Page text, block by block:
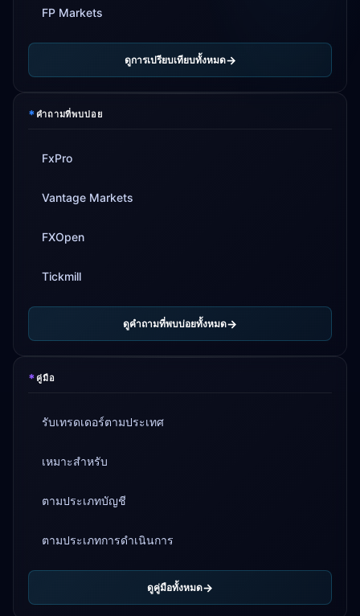
FP Markets
ดูการเปรียบเทียบทั้งหมด
*คำถามที่พบบ่อย
FxPro
Vantage Markets
FXOpen
Tickmill
ดูคำถามที่พบบ่อยทั้งหมด
*คู่มือ
รับเทรดเดอร์ตามประเทศ
เหมาะสำหรับ
ตามประเภทบัญชี
ตามประเภทการดำเนินการ
ดูคู่มือทั้งหมด